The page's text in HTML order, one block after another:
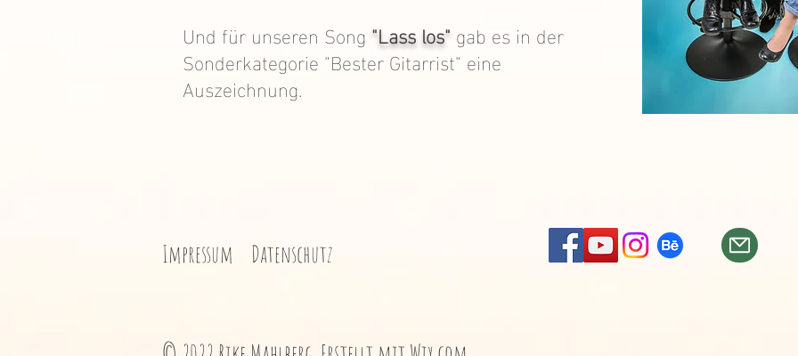
Und für unseren Song"Lass los"gab es in der
Sonderkategorie "Bester Gitarrist" eine
Auszeichnung.
Impressum Datenschutz